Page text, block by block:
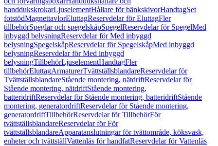
handdukskrokarLjuselementHållare för bänkskivorHandtagSet
fotstödMagnettavlorEluttagReservdelar för EluttagFler
tillbehörSpeglar och spegelskåpSpegelReservdelar för SpegelMed
inbyggd belysningReservdelar för Med inbyggd
belysningSpegelskåpReservdelar för SpegelskåpMed inbyggd
belysningReservdelar för Med inbyggd
belysningTillbehörLjuselementHandtagFler
tillbehörEluttagArmaturerTvättställsblandareReservdelar för
TvättställsblandareStående montering, nätdriftReservdelar för
Stående montering, nätdriftStående montering,
batteridriftReservdelar för Stående montering, batteridriftStående
montering, generatordriftReservdelar för Stående montering,
generatordriftTillbehörReservdelar för TillbehörFör
tvättställsblandareReservdelar för För
tvättställsblandareApparatanslutningar för tvättområde, köksvask,
enheter och tvättställVattenlås för handfatReservdelar för Vattenlås